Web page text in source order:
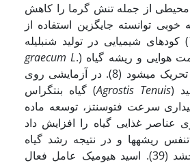
محیطی از جمله تنش گرما را کاهش
توانسته جایگزین استفاده از
کودهای شیمیایی در تولید شنبلیله (
graecum L.) شود (28). رشد قسمت هوایی و ریشه گیاه
توسط اسید هیومیک تحریک می­شود (8). در آزمایشی روی
گیاه بنت­گراس (Agrostis Tenuis) مشخص شد که اسید
سرعت فتوسنتز، توسعه ماده
غذایی گیاه را افزایش­ داد
تنفس ریشه­ها و در نتیجه رشد گیاه
زراعی را بهبود می­بخشد (39). اسید هیومیک عامل فعال